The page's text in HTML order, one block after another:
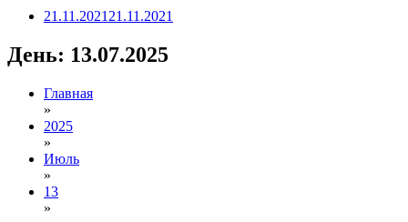
21.11.2021 21.11.2021
День: 13.07.2025
Главная
»
2025
»
Июль
»
13
»